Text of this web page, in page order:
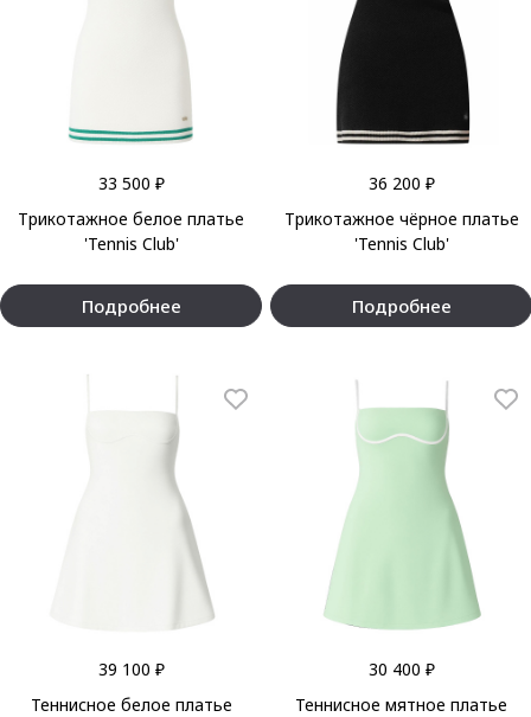
33 500 ₽
Трикотажное белое платье
'Tennis Club'
Подробнее
36 200 ₽
Трикотажное чёрное платье
'Tennis Club'
Подробнее
39 100 ₽
Теннисное белое платье
30 400 ₽
Теннисное мятное платье